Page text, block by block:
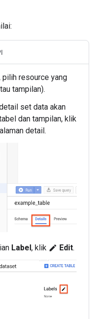
pilih resource yang
tampilan).
set data akan
dan tampilan, klik
detail.
Label, klik edit Edit.